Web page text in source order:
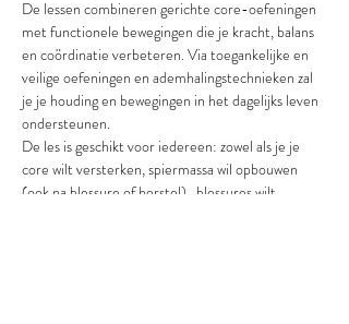
De lessen combineren gerichte core-oefeningen
met functionele bewegingen die je kracht, balans
en coördinatie verbeteren. Via toegankelijke en
veilige oefeningen en ademhalingstechnieken zal
je je houding en bewegingen in het dagelijks leven
ondersteunen.
De les is geschikt voor iedereen: zowel als je je
core wilt versterken, spiermassa wil opbouwen
(ook na blessure of herstel) , blessures wilt